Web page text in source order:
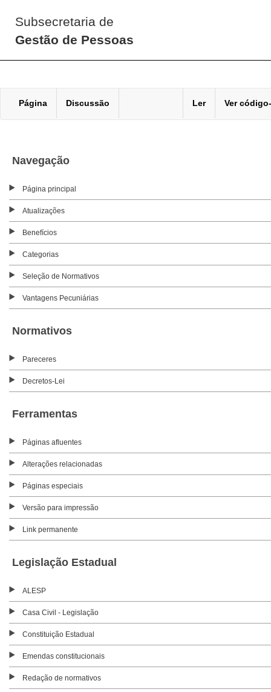
Subsecretaria de
Gestão de Pessoas
Página Discussão Ler Ver
Navegação
Página principal
Atualizações
Benefícios
Categorias
Seleção de Normativos
Vantagens Pecuniárias
Normativos
Pareceres
Decretos-Lei
Ferramentas
Páginas afluentes
Alterações relacionadas
Páginas especiais
Versão para impressão
Link permanente
Legislação Estadual
ALESP
Casa Civil - Legislação
Constituição Estadual
Emendas constitucionais
Redação de normativos